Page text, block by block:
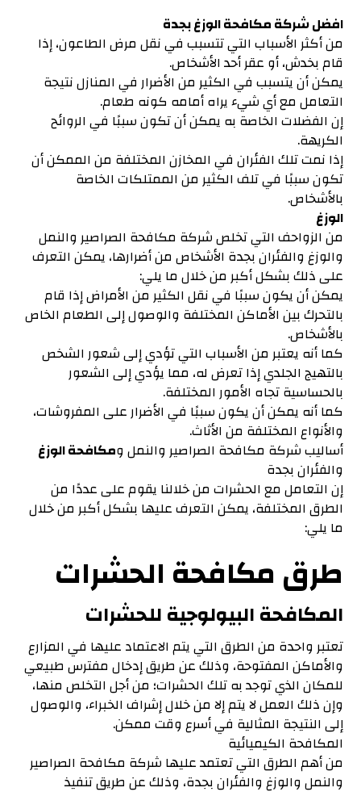
افضل شركة مكافحة الوزغ بجدة
من أكثر الأسباب التي تتسبب في نقل مرض الطاعون، إذا
قام بخدش، أو عقر أحد الأشخاص.
يمكن أن يتسبب في الكثير من الأضرار في المنازل نتيجة
التعامل مع أي شيء يراه أمامه كونه طعام.
إن الفضلات الخاصة به يمكن أن تكون سببًا في الروائح
الكريهة.
إذا نمت تلك الفئران في المخازن المختلفة من الممكن أن
تكون سببًا في تلف الكثير من الممتلكات الخاصة
بالأشخاص.
الوزغ
من الزواحف التي تخلص شركة مكافحة الصراصير والنمل
والوزغ والفئران بجدة الأشخاص من أضرارها، يمكن التعرف
على ذلك بشكل أكبر من خلال ما يلي:
يمكن أن يكون سببًا في نقل الكثير من الأمراض إذا قام
بالتحرك بين الأماكن المختلفة والوصول إلى الطعام الخاص
بالأشخاص.
كما أنه يعتبر من الأسباب التي تؤدي إلى شعور الشخص
بالتهيج الجلدي إذا تعرض له، مما يؤدي إلى الشعور
بالحساسية تجاه الأمور المختلفة.
كما أنه يمكن أن يكون سببًا في الأضرار على المفروشات،
والأنواع المختلفة من الأثاث.
أساليب شركة مكافحة الصراصير والنمل ومكافحة الوزغ
والفئران بجدة
إن التعامل مع الحشرات من خلالنا يقوم على عددًا من
الطرق المختلفة، يمكن التعرف عليها بشكل أكبر من خلال
ما يلي:
طرق مكافحة الحشرات
المكافحة البيولوجية للحشرات
تعتبر واحدة من الطرق التي يتم الاعتماد عليها في المزارع
والأماكن المفتوحة، وذلك عن طريق إدخال مفترس طبيعي
للمكان الذي توجد به تلك الحشرات؛ من أجل التخلص منها،
وإن ذلك العمل لا يتم إلا من خلال إشراف الخبراء، والوصول
إلى النتيجة المثالية في أسرع وقت ممكن.
المكافحة الكيميائية
من أهم الطرق التي تعتمد عليها شركة مكافحة الصراصير
والنمل والوزغ والفئران بجدة، وذلك عن طريق تنفيذ